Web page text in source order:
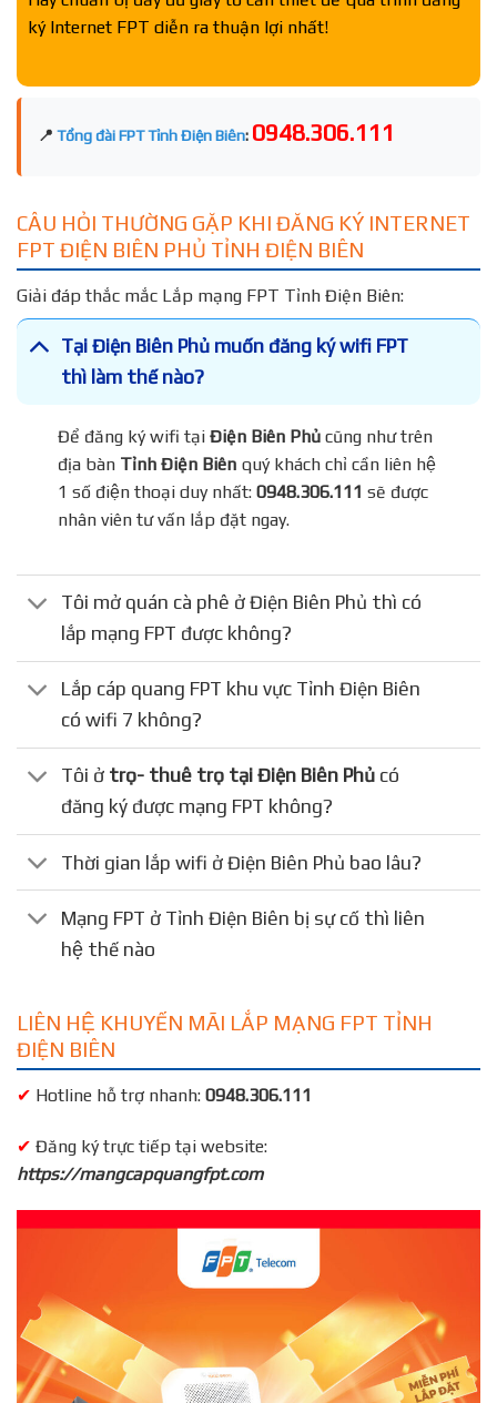
ký Internet FPT diễn ra thuận lợi nhất!
📍 Tổng đài FPT Tỉnh Điện Biên: 0948.306.111
CÂU HỎI THƯỜNG GẶP KHI ĐĂNG KÝ INTERNET
FPT ĐIỆN BIÊN PHỦ TỈNH ĐIỆN BIÊN
Giải đáp thắc mắc Lắp mạng FPT Tỉnh Điện Biên:
Tại Điện Biên Phủ muốn đăng ký wifi FPT
thì làm thế nào?
Để đăng ký wifi tạiĐiện Biên Phủcũng như trên
địa bànTỉnh Điện Biênquý khách chỉ cần liên hệ
1 số điện thoại duy nhất:0948.306.111 sẽ được
nhân viên tư vấn lắp đặt ngay.
Tôi mở quán cà phê ở Điện Biên Phủ thì có
lắp mạng FPT được không?
Lắp cáp quang FPT khu vực Tỉnh Điện Biên
có wifi 7 không?
Tôi ở trọ- thuê trọ tại Điện Biên Phủ có
đăng ký được mạng FPT không?
Thời gian lắp wifi ở Điện Biên Phủ bao lâu?
Mạng FPT ở Tỉnh Điện Biên bị sự cố thì liên
hệ thế nào
LIÊN HỆ KHUYẾN MÃI LẮP MẠNG FPT TỈNH
ĐIỆN BIÊN
✔ Hotline hỗ trợ nhanh: 0948.306.111
✔ Đăng ký trực tiếp tại website:
https://mangcapquangfpt.com